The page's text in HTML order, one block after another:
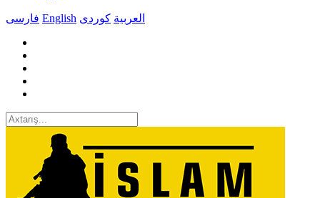
فارسی English العربیة کوردی